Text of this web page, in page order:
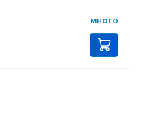
много